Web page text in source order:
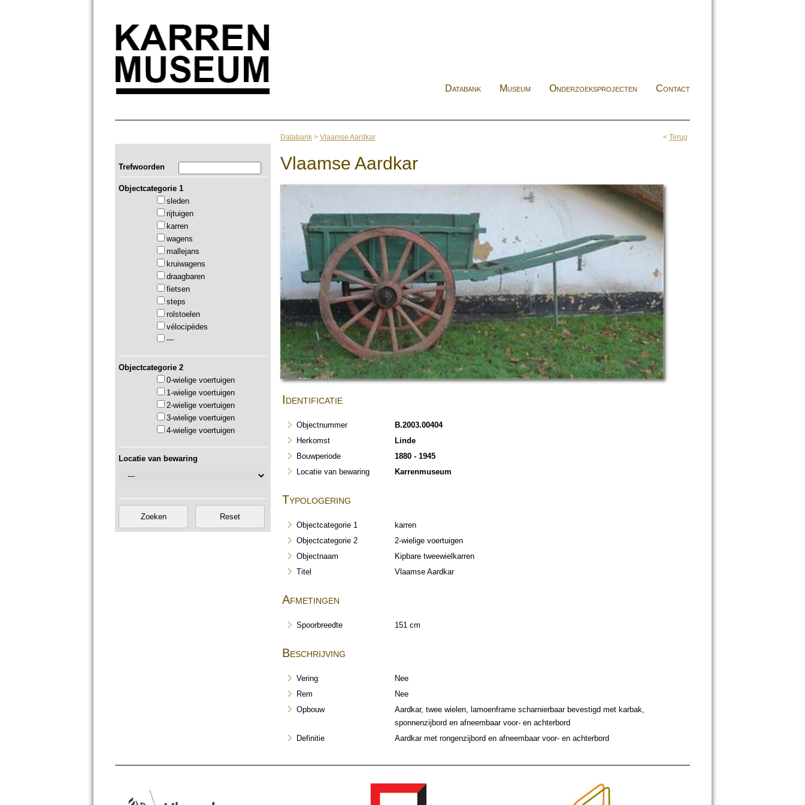
Databank Museum Onderzoeksprojecten Contact
Trefwoorden
Objectcategorie 1
sleden
rijtuigen
karren
wagens
mallejans
kruiwagens
draagbaren
fietsen
steps
rolstoelen
vélocipèdes
---
Objectcategorie 2
0-wielige voertuigen
1-wielige voertuigen
2-wielige voertuigen
3-wielige voertuigen
4-wielige voertuigen
Locatie van bewaring
< Terug
Databank > Vlaamse Aardkar
Vlaamse Aardkar
Identificatie
Objectnummer
B.2003.00404
Herkomst
Linde
Bouwperiode
1880 - 1945
Locatie van bewaring
Karrenmuseum
Typologering
Objectcategorie 1
karren
Objectcategorie 2
2-wielige voertuigen
Objectnaam
Kipbare tweewielkarren
Titel
Vlaamse Aardkar
Afmetingen
Spoorbreedte 151 cm
Beschrijving
Vering
Nee
Rem
Nee
Opbouw
Aardkar, twee wielen, lamoenframe scharnierbaar bevestigd met karbak,
sponnenzijbord en afneembaar voor- en achterbord
Definitie
Aardkar met rongenzijbord en afneembaar voor- en achterbord